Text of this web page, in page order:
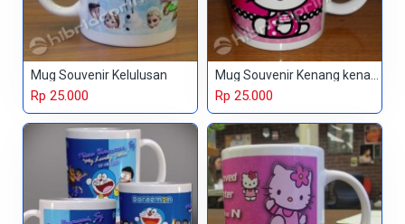
Mug Souvenir Kelulusan
Rp 25.000 Rp 25.000